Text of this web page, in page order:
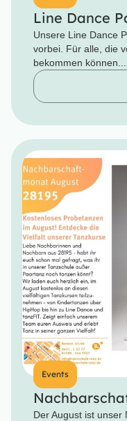
Line Dance
Unsere Line Dance
vorbei. Für alle, die
bekommen können....
Events
Der August ist unser